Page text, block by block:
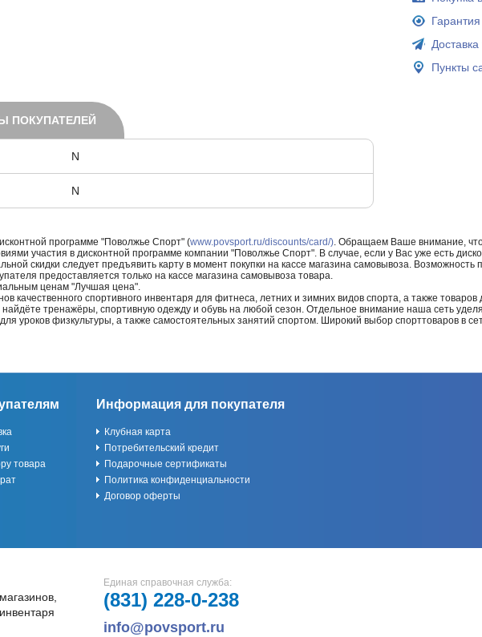
Гарантия
Доставка
Пункты
ПОКУПАТЕЛЕЙ
N
N
программе "Поволжье Спорт" (www.povsport.ru/discounts/card/). Обращаем Ваше внимание,
участия в дисконтной программе компании "Поволжье Спорт". В случае, если у Вас уже есть
скидки следует предъявить карту в момент покупки на кассе магазина самовывоза. Возможность
предоставляется только на кассе магазина самовывоза товара.
ценам "Лучшая цена".
качественного спортивного инвентаря для фитнеса, летних и зимних видов спорта, а также товаров
тренажёры, спортивную одежду и обувь на любой сезон. Отдельное внимание наша сеть
уроков физкультуры, а также самостоятельных занятий спортом. Широкий выбор спорттоваров в
товара
Информация для покупателя
Клубная карта
Потребительский кредит
Подарочные сертификаты
Политика конфиденциальности
Договор оферты
Единая справочная служба:
(831) 228-0-238
info@povsport.ru